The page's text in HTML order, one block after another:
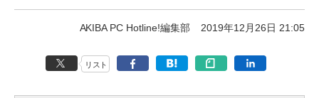
AKIBA PC Hotline!編集部 2019年12月26日 21:05
リスト